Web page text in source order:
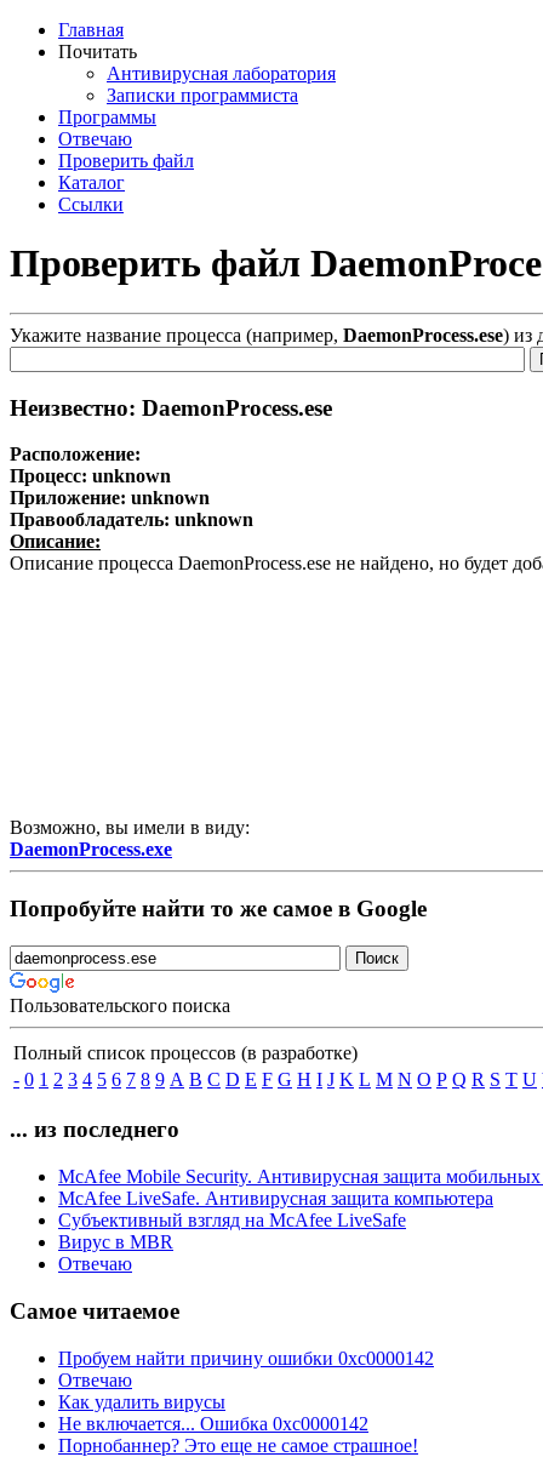
Главная
Почитать
Антивирусная лаборатория
Записки программиста
Программы
Отвечаю
Проверить файл
Каталог
Ссылки
Проверить файл
Укажите название процесса (например, DaemonProcess.ese) из
Неизвестно: DaemonProcess.ese
Расположение:
Процесс: unknown
Приложение: unknown
Правообладатель: unknown
Описание:
Описание процесса DaemonProcess.ese не найдено, но будет
Возможно, вы имели в виду:
DaemonProcess.exe
Попробуйте найти то же самое в Google
Пользовательского поиска
Полный список процессов (в разработке)
- 0 1 2 3 4 5 6 7 8 9 A B C D E F G H I J K L M N O P Q R S T U
... из последнего
McAfee Mobile Security. Антивирусная защита мобильных
McAfee LiveSafe. Антивирусная защита компьютера
Субъективный взгляд на McAfee LiveSafe
Вирус в MBR
Отвечаю
Самое читаемое
Пробуем найти причину ошибки 0xc0000142
Отвечаю
Как удалить вирусы
Не включается... Ошибка 0xc0000142
Порнобаннер? Это еще не самое страшное!